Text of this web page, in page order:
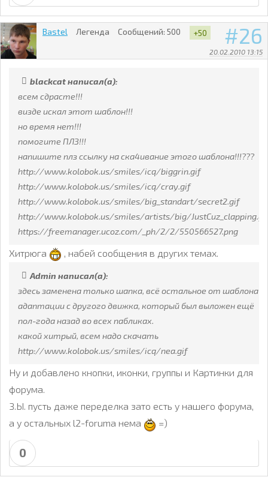
26
20.02.2010 13:15
Bastel Легенда Сообщений: 500 +50
blackcat написал(а):
всем сдрасте!!!
визде искал этот шаблон!!!
но время нет!!!
помогите ПЛЗ!!!
напишите плз ссылку на ска4ивание этого шаблона!!!???
http://www.kolobok.us/smiles/icq/biggrin.gif
http://www.kolobok.us/smiles/icq/cray.gif
http://www.kolobok.us/smiles/big_standart/secret2.gif
http://www.kolobok.us/smiles/artists/big/
https://freemanager.ucoz.com/_ph/2/2/550566527.png
Хитрюга , набей сообщения в других темах.
Admin написал(а):
здесь заменена только шапка, всё остальное от шаблона-
адаптации с другого движка, который был выложен ещё
пол-года назад во всех пабликах.
какой хитрый, всем надо скачать
http://www.kolobok.us/smiles/icq/nea.gif
Ну и добавлено кнопки, иконки, группы и Картинки для
форума.
З.Ы. пусть даже переделка зато есть у нашего форума,
а у остальных l2-foruma нема
=)
0